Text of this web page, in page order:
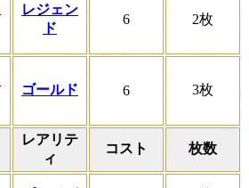
レジェン
ド
6 2枚
ゴールド 6 3枚
レアリテ
ィ
コスト 枚数